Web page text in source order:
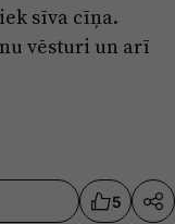
ticība
sīva cīņa.
vēsturi un arī
5